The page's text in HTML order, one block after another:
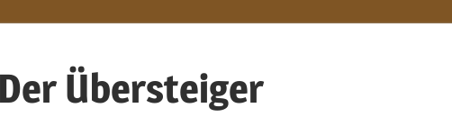
Der Übersteiger